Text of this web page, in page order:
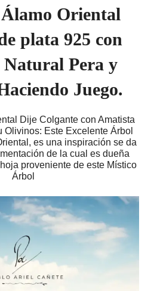
cantidad
Oriental
plata 925 con
Pera y
Juego.
Dije Colgante con Amatista
Olivinos: Este Excelente Árbol
es una inspiración se da
de la cual es dueña
proveniente de este Místico
Árbol